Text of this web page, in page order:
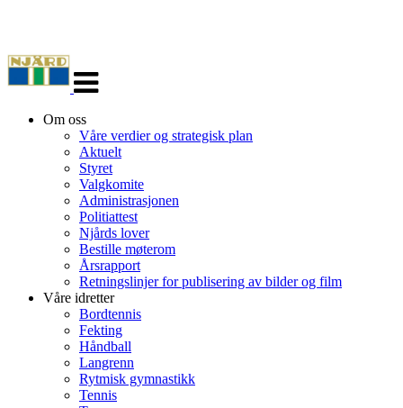
navigasjon
Om oss
Våre verdier og strategisk plan
Aktuelt
Styret
Valgkomite
Administrasjonen
Politiattest
Njårds lover
Bestille møterom
Årsrapport
Retningslinjer for publisering av bilder og film
Våre idretter
Bordtennis
Fekting
Håndball
Langrenn
Rytmisk gymnastikk
Tennis